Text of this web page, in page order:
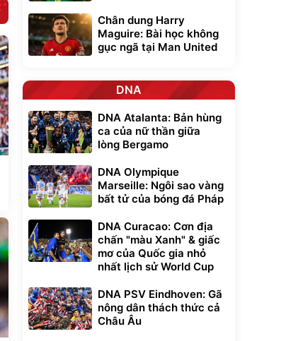
Chân dung Harry
Maguire: Bài học không
gục ngã tại Man United
DNA
DNA Atalanta: Bản hùng
ca của nữ thần giữa
lòng Bergamo
DNA Olympique
Marseille: Ngôi sao vàng
bất tử của bóng đá Pháp
DNA Curacao: Cơn địa
chấn "màu Xanh" & giấc
mơ của Quốc gia nhỏ
nhất lịch sử World Cup
DNA PSV Eindhoven: Gã
nông dân thách thức cả
Châu Âu